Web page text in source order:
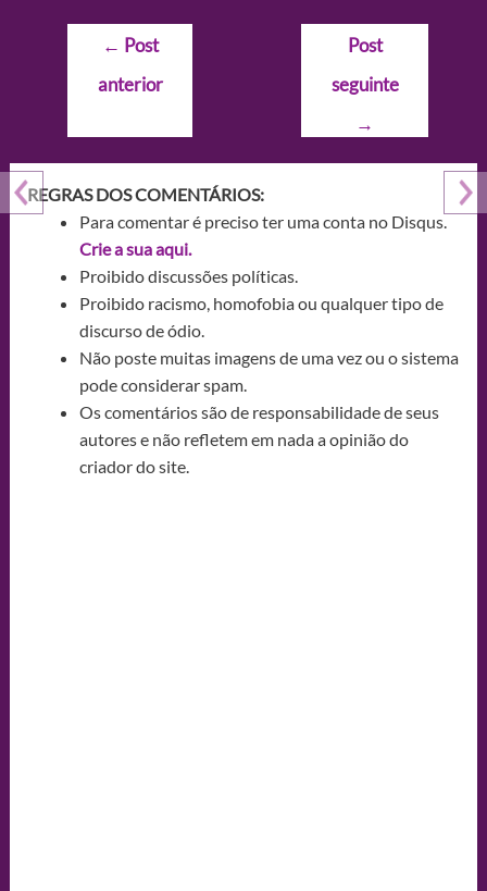
Navegação
Post
← Post
anterior
Post
seguinte
→
REGRAS DOS COMENTÁRIOS:
Para comentar é preciso ter uma conta no Disqus.
Crie a sua aqui.
Proibido discussões políticas.
Proibido racismo, homofobia ou qualquer tipo de
discurso de ódio.
Não poste muitas imagens de uma vez ou o sistema
pode considerar spam.
Os comentários são de responsabilidade de seus
autores e não refletem em nada a opinião do
criador do site.